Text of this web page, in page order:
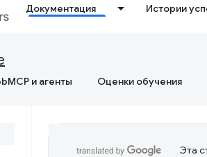
Документация Истории
и агенты Оценки обучения
Эта